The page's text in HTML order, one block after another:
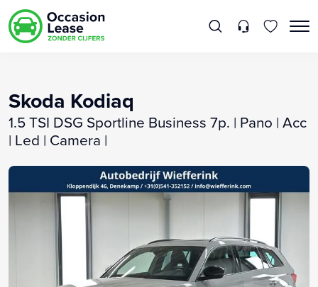
Skoda Kodiaq
1.5 TSI DSG Sportline Business 7p. | Pano | Acc
| Led | Camera |